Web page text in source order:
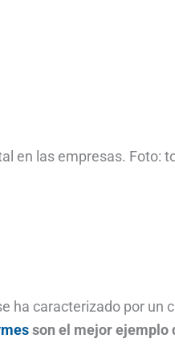
en las empresas. Foto:
ha caracterizado por un
son el mejor ejemplo